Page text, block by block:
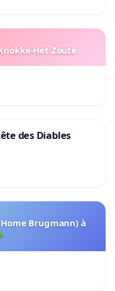
Het Zoute
des Diables
Brugmann) à